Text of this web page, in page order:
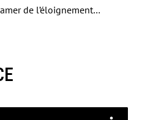
de l’éloignement…